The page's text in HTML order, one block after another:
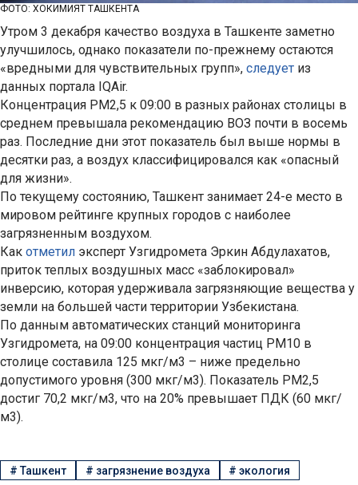
ФОТО: ХОКИМИЯТ ТАШКЕНТА
Утром 3 декабря качество воздуха в Ташкенте заметно
улучшилось, однако показатели по-прежнему остаются
«вредными для чувствительных групп», следует из
данных портала IQAir.
Концентрация PM2,5 к 09:00 в разных районах столицы в
среднем превышала рекомендацию ВОЗ почти в восемь
раз. Последние дни этот показатель был выше нормы в
десятки раз, а воздух классифицировался как «опасный
для жизни».
По текущему состоянию, Ташкент занимает 24-е место в
мировом рейтинге крупных городов с наиболее
загрязненным воздухом.
Как отметил эксперт Узгидромета Эркин Абдулахатов,
приток теплых воздушных масс «заблокировал»
инверсию, которая удерживала загрязняющие вещества у
земли на большей части территории Узбекистана.
По данным автоматических станций мониторинга
Узгидромета, на 09:00 концентрация частиц PM10 в
столице составила 125 мкг/м3 – ниже предельно
допустимого уровня (300 мкг/м3). Показатель PM2,5
достиг 70,2 мкг/м3, что на 20% превышает ПДК (60 мкг/
м3).
#Ташкент # загрязнение воздуха #экология